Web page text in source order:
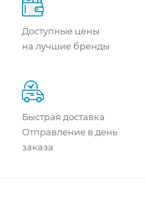
Доступные цены
на лучшие бренды
Быстрая доставка
Отправление в день
заказа